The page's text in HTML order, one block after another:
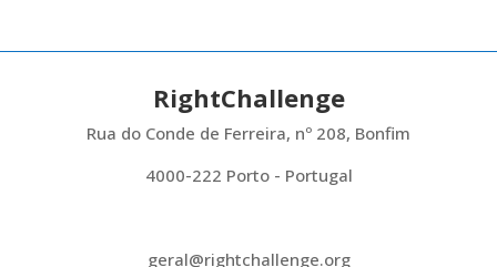
RightChallenge
Rua do Conde de Ferreira, nº 208, Bonfim
4000-222 Porto - Portugal
geral@rightchallenge.org